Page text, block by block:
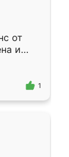
от
и
1